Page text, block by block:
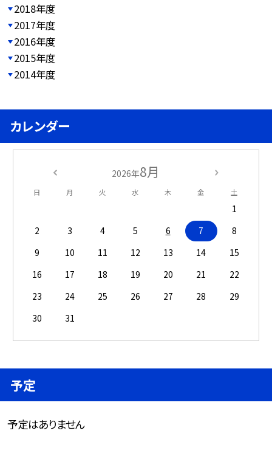
2018年度
2017年度
2016年度
2015年度
2014年度
カレンダー
2026年8月
日 月 火 水 木 金 土
1
2
3 4 5 6 7
8
9
10 11 12 13 14
15
16
17 18 19 20 21
22
23
24 25 26 27 28
29
30
31
予定
予定はありません